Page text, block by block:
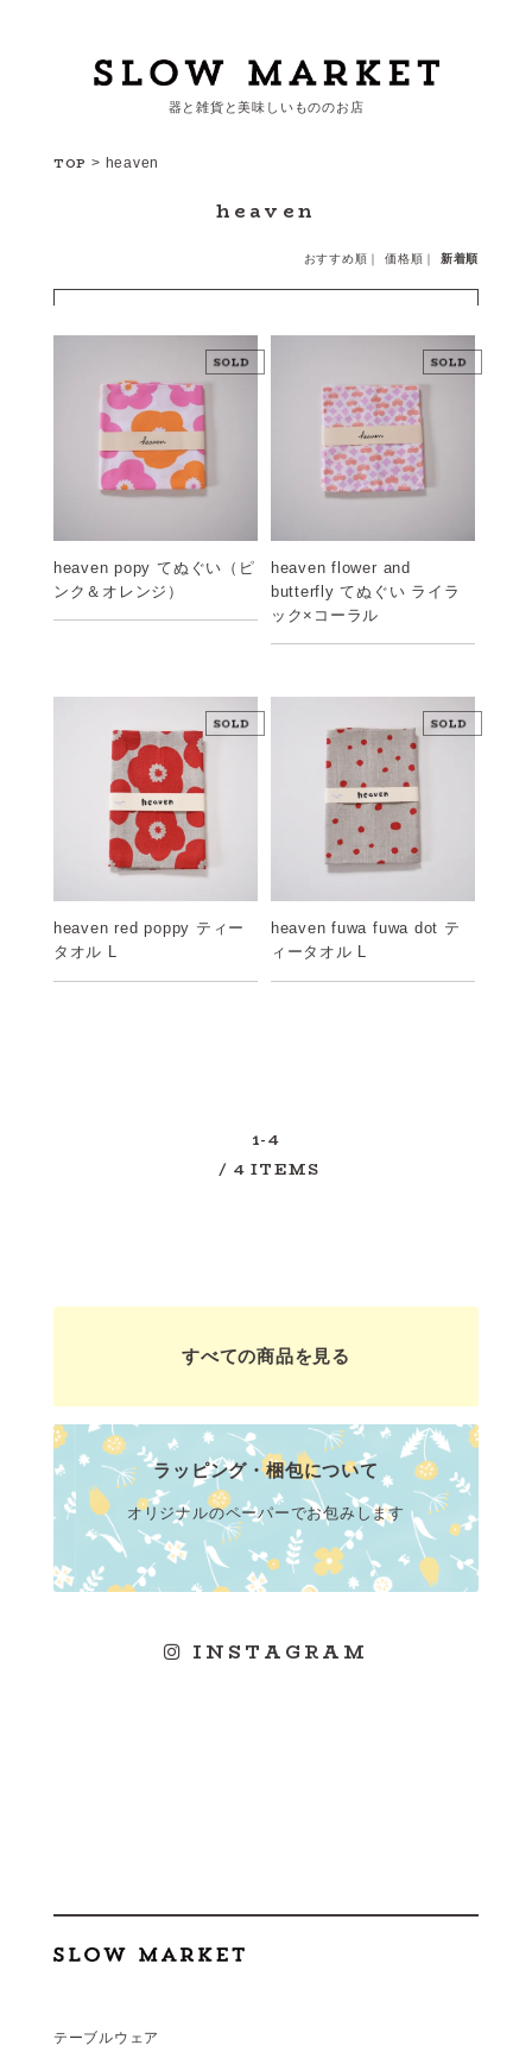
カートを見る
カテゴリーから探す
ログイン
お問い合わせ
器と雑貨と美味しいもののお店
TOP > heaven
heaven
おすすめ順 ｜価格順 ｜ 新着順
heaven popy てぬぐい（ピ
ンク＆オレンジ）
heaven flower and
butterfly てぬぐい ライラ
ック×コーラル
heaven red poppy ティー
タオル L
heaven fuwa fuwa dot テ
ィータオル L
1-4
/ 4 ITEMS
すべての商品を見る
ラッピング・梱包について
オリジナルのペーパーでお包みします
INSTAGRAM
テーブルウェア